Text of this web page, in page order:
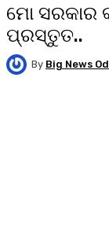
ମୋ ସରକାର
ପ୍ରସ୍ତୁତ..
By Big News